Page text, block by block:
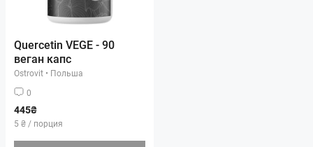
Quercetin VEGE - 90
веган капс
Ostrovit • Польша
0
445₴
5 ₴ / порция